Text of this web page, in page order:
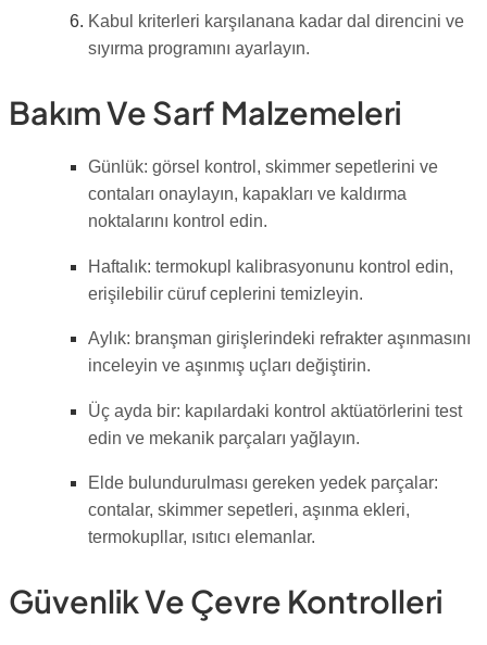
Kabul kriterleri karşılanana kadar dal direncini ve
sıyırma programını ayarlayın.
Bakım Ve Sarf Malzemeleri
Günlük: görsel kontrol, skimmer sepetlerini ve
contaları onaylayın, kapakları ve kaldırma
noktalarını kontrol edin.
Haftalık: termokupl kalibrasyonunu kontrol edin,
erişilebilir cüruf ceplerini temizleyin.
Aylık: branşman girişlerindeki refrakter aşınmasını
inceleyin ve aşınmış uçları değiştirin.
Üç ayda bir: kapılardaki kontrol aktüatörlerini test
edin ve mekanik parçaları yağlayın.
Elde bulundurulması gereken yedek parçalar:
contalar, skimmer sepetleri, aşınma ekleri,
termokupllar, ısıtıcı elemanlar.
Güvenlik Ve Çevre Kontrolleri